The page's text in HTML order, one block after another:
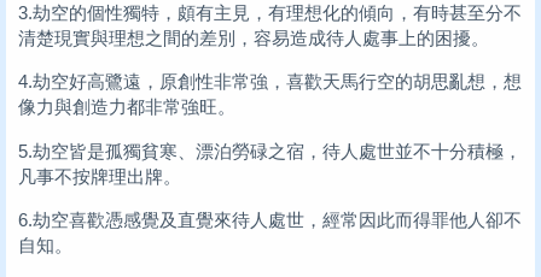
3.劫空的個性獨特，頗有主見，有理想化的傾向，有時甚至分不
清楚現實與理想之間的差別，容易造成待人處事上的困擾。
4.劫空好高鷺遠，原創性非常強，喜歡天馬行空的胡思亂想，想
像力與創造力都非常強旺。
5.劫空皆是孤獨貧寒、漂泊勞碌之宿，待人處世並不十分積極，
凡事不按牌理出牌。
6.劫空喜歡憑感覺及直覺來待人處世，經常因此而得罪他人卻不
自知。